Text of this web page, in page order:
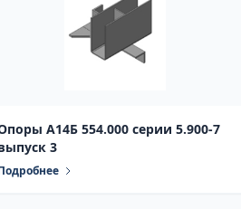
А14Б 554.000 серии 5.900-7
3